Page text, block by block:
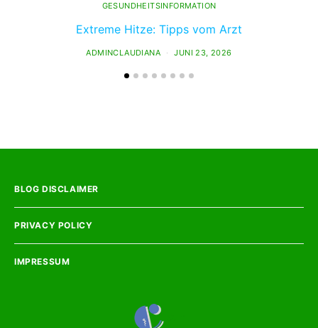
GESUNDHEITSINFORMATION
Extreme Hitze: Tipps vom Arzt
ADMINCLAUDIANA JUNI 23, 2026
BLOG DISCLAIMER
PRIVACY POLICY
IMPRESSUM